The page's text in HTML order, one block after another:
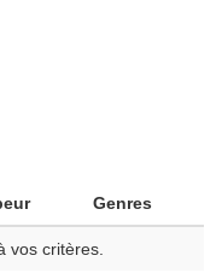
Genres
vos critères.